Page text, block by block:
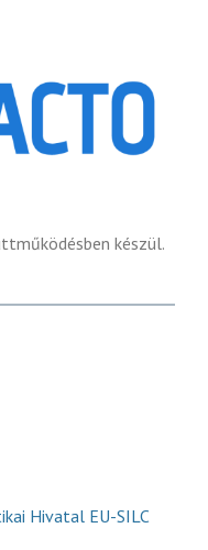
készül.
Hivatal EU-SILC